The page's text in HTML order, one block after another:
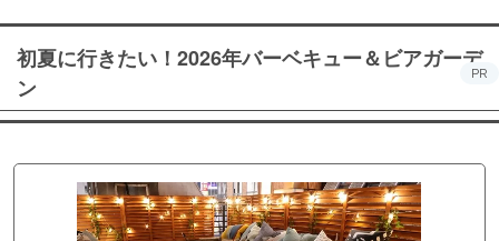
初夏に行きたい！2026年バーベキュー＆ビアガーデ
ン
PR